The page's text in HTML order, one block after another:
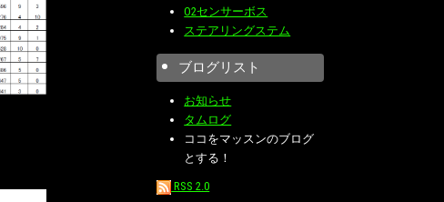
O2センサーボス
ステアリングステム
ブログリスト
お知らせ
タムログ
ココをマッスンのブログ
とする！
RSS 2.0